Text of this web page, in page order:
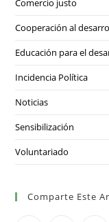
Comercio justo
Cooperación al
Educación para el
Incidencia Política
Noticias
Sensibilización
Voluntariado
Comparte Este